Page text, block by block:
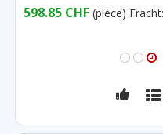
598.85 CHF (pièce)